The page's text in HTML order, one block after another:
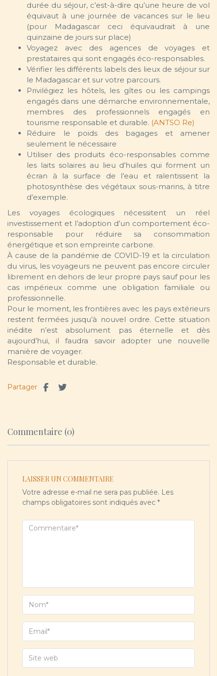
durée du séjour, c’est-à-dire qu’une heure de vol
équivaut à une journée de vacances sur le lieu
(pour Madagascar ceci équivaudrait à une
quinzaine de jours sur place)
Voyagez avec des agences de voyages et
prestataires qui sont engagés éco-responsables.
Vérifier les différents labels des lieux de séjour sur
le Madagascar et sur votre parcours.
Privilégiez les hôtels, les gîtes ou les campings
engagés dans une démarche environnementale,
membres des professionnels engagés en
tourisme responsable et durable. (ANTSO Re)
Réduire le poids des bagages et amener
seulement le nécessaire
Utiliser des produits éco-responsables comme
les laits solaires au lieu d’huiles qui forment un
écran à la surface de l’eau et ralentissent la
photosynthèse des végétaux sous-marins, à titre
d’exemple.
Les voyages écologiques nécessitent un réel
investissement et l’adoption d’un comportement éco-
responsable pour réduire sa consommation
énergétique et son empreinte carbone.
À cause de la pandémie de COVID-19 et la circulation
du virus, les voyageurs ne peuvent pas encore circuler
librement en dehors de leur propre pays sauf pour les
cas impérieux comme une obligation familiale ou
professionnelle.
Pour le moment, les frontières avec les pays extérieurs
restent fermées jusqu’à nouvel ordre. Cette situation
inédite n’est absolument pas éternelle et dès
aujourd’hui, il faudra savoir adopter une nouvelle
manière de voyager.
Responsable et durable.
Partager
Commentaire (0)
LAISSER UN COMMENTAIRE
Votre adresse e-mail ne sera pas publiée. Les
champs obligatoires sont indiqués avec *